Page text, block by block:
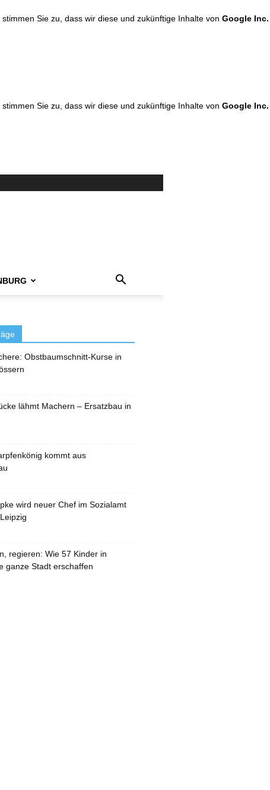
Sie zu, dass wir diese und zukünftige Inhalte von Google Inc.
Sie zu, dass wir diese und zukünftige Inhalte von Google Inc.
Obstbaumschnitt-Kurse in
lähmt Machern – Ersatzbau in
kommt aus
wird neuer Chef im Sozialamt
regieren: Wie 57 Kinder in
ganze Stadt erschaffen